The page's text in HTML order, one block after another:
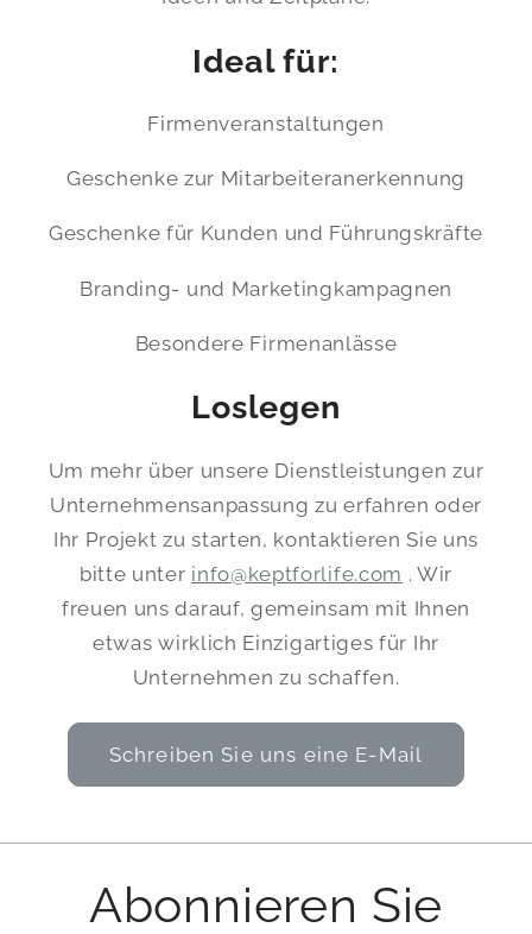
Ideal für:
Firmenveranstaltungen
Geschenke zur Mitarbeiteranerkennung
Geschenke für Kunden und Führungskräfte
Branding- und Marketingkampagnen
Besondere Firmenanlässe
Loslegen
Um mehr über unsere Dienstleistungen zur
Unternehmensanpassung zu erfahren oder
Ihr Projekt zu starten, kontaktieren Sie uns
bitte unter info@keptforlife.com . Wir
freuen uns darauf, gemeinsam mit Ihnen
etwas wirklich Einzigartiges für Ihr
Unternehmen zu schaffen.
Schreiben Sie uns eine E-Mail
Abonnieren Sie